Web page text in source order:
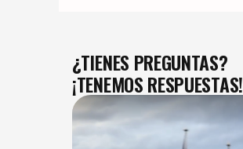
¿TIENES PREGUNTAS?
¡TENEMOS RESPUESTAS!